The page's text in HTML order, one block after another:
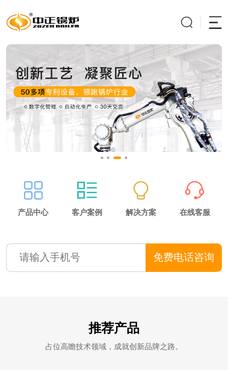
产品中心 客户案例 解决方案 在线客服
免费电话咨询
推荐产品
占位高瞻技术领域，成就创新品牌之路。